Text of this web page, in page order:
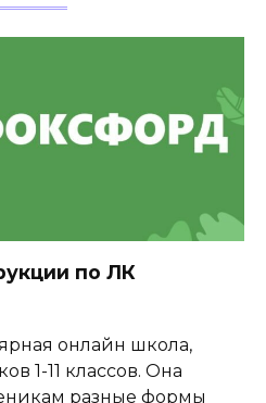
по ЛК
онлайн школа,
1-11 классов. Она
разные формы